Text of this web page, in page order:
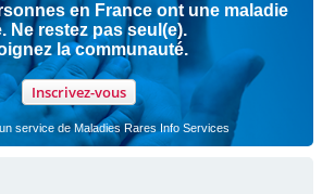
en France ont une maladie
Ne restez pas seul(e).
la communauté.
Inscrivez-vous
service de Maladies Rares Info Services